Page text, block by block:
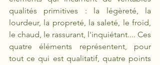
qualités primitives : la légèreté, la
lourdeur, la propreté, la saleté, le froid,
le chaud, le rassurant, l'inquiétant.... Ces
quatre éléments représentent, pour
tout ce qui est qualitatif, quatre points